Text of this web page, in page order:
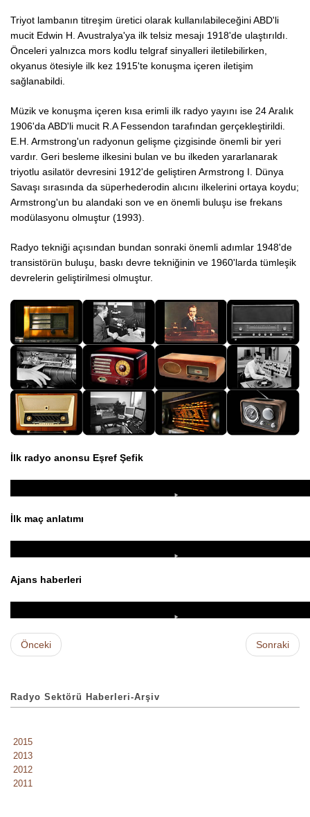
Triyot lambanın titreşim üretici olarak kullanılabileceğini ABD'li
mucit Edwin H. Avustralya'ya ilk telsiz mesajı 1918'de ulaştırıldı.
Önceleri yalnızca mors kodlu telgraf sinyalleri iletilebilirken,
okyanus ötesiyle ilk kez 1915'te konuşma içeren iletişim
sağlanabildi.
Müzik ve konuşma içeren kısa erimli ilk radyo yayını ise 24 Aralık
1906'da ABD'li mucit R.A Fessendon tarafından gerçekleştirildi.
E.H. Armstrong'un radyonun gelişme çizgisinde önemli bir yeri
vardır. Geri besleme ilkesini bulan ve bu ilkeden yararlanarak
triyotlu asilatör devresini 1912'de geliştiren Armstrong I. Dünya
Savaşı sırasında da süperhederodin alıcını ilkelerini ortaya koydu;
Armstrong'un bu alandaki son ve en önemli buluşu ise frekans
modülasyonu olmuştur (1993).
Radyo tekniği açısından bundan sonraki önemli adımlar 1948'de
transistörün buluşu, baskı devre tekniğinin ve 1960'larda tümleşik
devrelerin geliştirilmesi olmuştur.
İlk radyo anonsu Eşref Şefik
İlk maç anlatımı
Ajans haberleri
Önceki Sonraki
Radyo Sektörü Haberleri-Arşiv
2015
2013
2012
2011